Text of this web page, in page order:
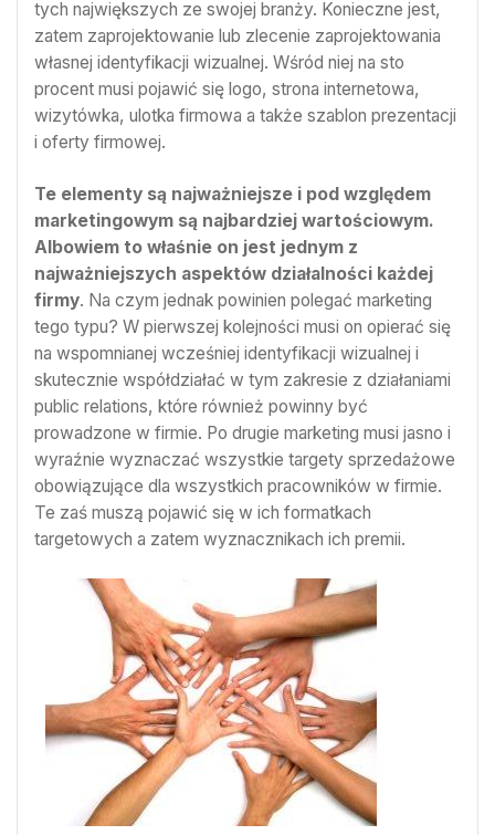
tych największych ze swojej branży. Konieczne jest,
zatem zaprojektowanie lub zlecenie zaprojektowania
własnej identyfikacji wizualnej. Wśród niej na sto
procent musi pojawić się logo, strona internetowa,
wizytówka, ulotka firmowa a także szablon prezentacji
i oferty firmowej.
Te elementy są najważniejsze i pod względem
marketingowym są najbardziej wartościowym.
Albowiem to właśnie on jest jednym z
najważniejszych aspektów działalności każdej
firmy. Na czym jednak powinien polegać marketing
tego typu? W pierwszej kolejności musi on opierać się
na wspomnianej wcześniej identyfikacji wizualnej i
skutecznie współdziałać w tym zakresie z działaniami
public relations, które również powinny być
prowadzone w firmie. Po drugie marketing musi jasno i
wyraźnie wyznaczać wszystkie targety sprzedażowe
obowiązujące dla wszystkich pracowników w firmie.
Te zaś muszą pojawić się w ich formatkach
targetowych a zatem wyznacznikach ich premii.